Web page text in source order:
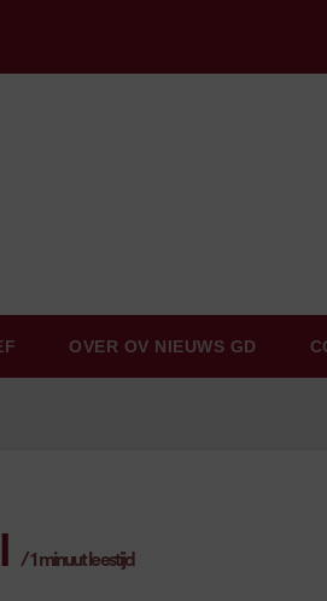
OVER OV NIEUWS GD
/1 minuut leestijd